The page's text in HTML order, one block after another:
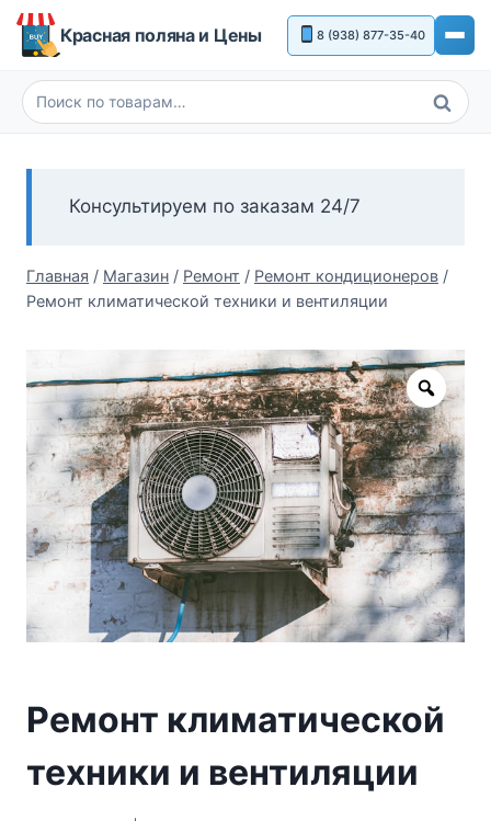
Перейти
Красная поляна и Цены 8 (938) 877-35-40
Искать:
Поиск
Консультируем по заказам 24/7
Главная / Магазин / Ремонт / Ремонт кондиционеров /
Ремонт климатической техники и вентиляции
Zoom
Ремонт климатической
техники и вентиляции